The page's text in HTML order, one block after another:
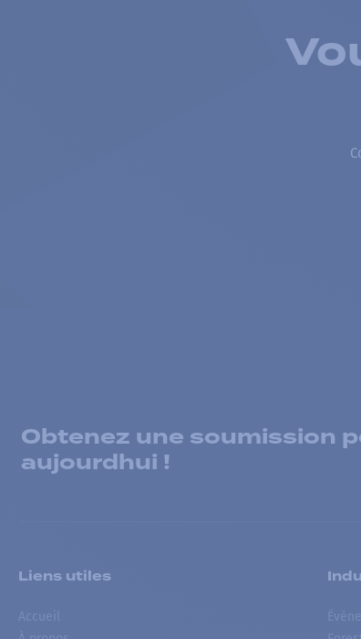
Obtenez une soumission
aujourdhui !
Liens utiles
Accueil